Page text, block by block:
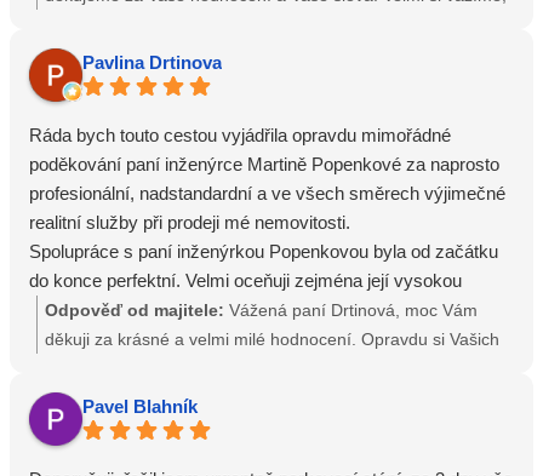
děkujeme a můžeme jen doporučit!
přístup. Právě spokojenost klientů, jasná komunikace a pocit
jistoty během celého procesu jsou pro náš velmi důležité.
zůstáváme v kontaktu. S úctou Ing. Stanislav Macánek a Ing.
Martina Popenková Prodej, Pronájem, Správa Nemovitostí
Pavlina Drtinova
Ráda bych touto cestou vyjádřila opravdu mimořádné
poděkování paní inženýrce Martině Popenkové za naprosto
profesionální, nadstandardní a ve všech směrech výjimečné
realitní služby při prodeji mé nemovitosti.
Spolupráce s paní inženýrkou Popenkovou byla od začátku
do konce perfektní. Velmi oceňuji zejména její vysokou
profesionalitu, odbornost, preciznost, výbornou komunikaci,
osobní a individuální přístup, vstřícnost, ochotu a schopnost
dobu jsem měla pocit naprosté důvěry, bezpečí a jistoty, že je
vše v těch nejlepších rukou.
Paní inženýrka Popenková dokáže spojit odbornou erudici s
Odpověď od majitele: Vážená paní Drtinová, moc Vám
děkuji za krásné a velmi milé hodnocení. Opravdu si Vašich
provázet a jsem ráda, že jste během spolupráce cítila
důvěru, jistotu a potřebnou péči. Právě osobní přístup,
Pavel Blahník